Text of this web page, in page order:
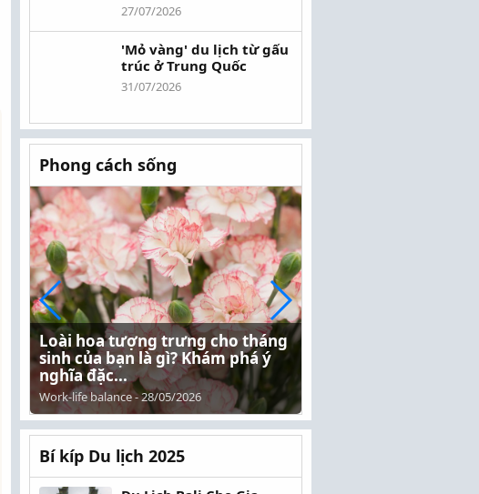
27/07/2026
'Mỏ vàng' du lịch từ gấu
trúc ở Trung Quốc
31/07/2026
Phong cách sống
Loài hoa tượng trưng cho tháng
sinh của bạn là gì? Khám phá ý
nghĩa đặc...
Work-life balance-28/05/2026
Bí kíp Du lịch 2025